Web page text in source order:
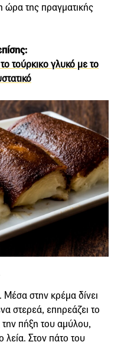
ώρα της πραγματικής
τούρκικο γλυκό με το
Μέσα στην κρέμα δίνει
στερεά, επηρεάζει το
την πήξη του αμύλου,
Στον πάτο του